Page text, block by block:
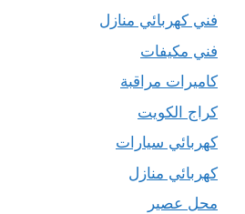
فني كهربائي منازل
فني مكيفات
كاميرات مراقبة
كراج الكويت
كهربائي سيارات
كهربائي منازل
محل عصير